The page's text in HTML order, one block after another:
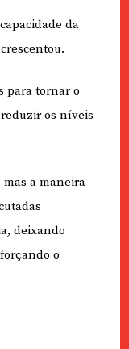
da
para tornar o
os níveis
a maneira
deixando
o